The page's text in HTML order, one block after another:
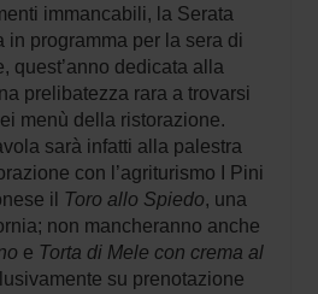
immancabili, la Serata
in programma per la sera di
quest’anno dedicata alla
prelibatezza rara a trovarsi
menù della ristorazione.
sarà infatti alla palestra
con l’agriturismo I Pini
il
Toro allo Spiedo, una
non mancheranno anche
e Torta di Mele con crema al
su prenotazione